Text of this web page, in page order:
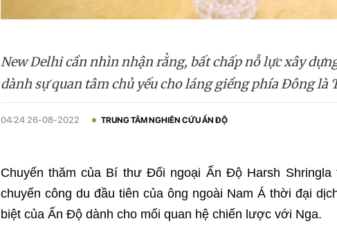
New Delhi cần nhìn nhận rằng, bất chấp nỗ lực xây
dành sự quan tâm chủ yếu cho láng giềng phía Đông là
04:24 26-08-2022 TRUNG TÂM NGHIÊN CỨU ẤN ĐỘ
Chuyến thăm của Bí thư Đối ngoại Ấn Độ Harsh
chuyến công du đầu tiên của ông ngoài Nam Á thời đại
biệt của Ấn Độ dành cho mối quan hệ chiến lược với Nga.